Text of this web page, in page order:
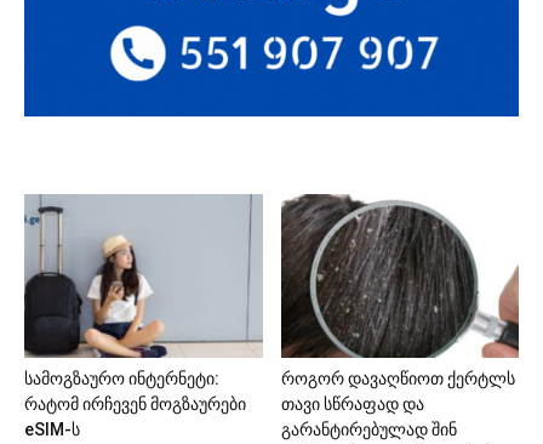
სამოგზაურო ინტერნეტი:
რატომ ირჩევენ მოგზაურები
eSIM-ს
როგორ დავაღწიოთ ქერტლს
თავი სწრაფად და
გარანტირებულად შინ